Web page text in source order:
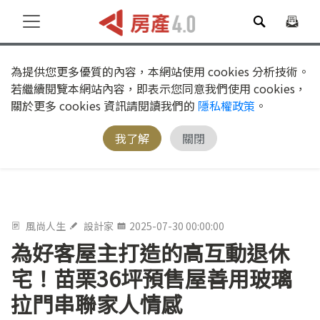
為提供您更多優質的內容，本網站使用 cookies 分析技術。
若繼續閱覽本網站內容，即表示您同意我們使用 cookies，
關於更多 cookies 資訊請閱讀我們的 隱私權政策 。
我了解
關閉
風尚人生 設計家 2025-07-30 00:00:00
為好客屋主打造的高互動退休
宅！苗栗36坪預售屋善用玻璃
拉門串聯家人情感